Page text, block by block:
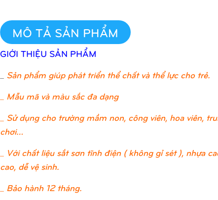
MÔ TẢ SẢN PHẨM
GIỚI THIỆU SẢN PHẨM
Sản phẩm giúp phát triển thể chất và thể lực cho trẻ.
_ Mẫu mã và màu sắc đa dạng
_ Sử dụng cho trường mầm non, công viên, hoa viên,
chơi…
_ Với chất liệu sắt sơn tĩnh điện ( không gỉ sét ), nhựa
cao, dễ vệ sinh.
_ Bảo hành 12 tháng.